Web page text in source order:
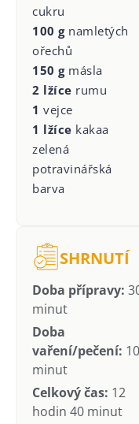
cukru
100 gnamletých
ořechů
150 gmásla
2 lžíce rumu
1 vejce
1 lžíce kakaa
zelená
potravinářská
barva
SHRNUTÍ
Doba přípravy:
minut
Doba
vaření/pečení: 10
minut
Celkový čas: 12
hodin 40 minut